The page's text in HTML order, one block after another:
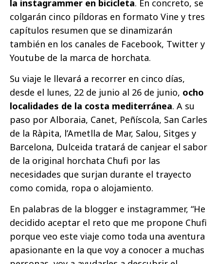
la instagrammer en bicicleta. En concreto, se
colgarán cinco píldoras en formato Vine y tres
capítulos resumen que se dinamizarán
también en los canales de Facebook, Twitter y
Youtube de la marca de horchata.
Su viaje le llevará a recorrer en cinco días,
desde el lunes, 22 de junio al 26 de junio, ocho
localidades de la costa mediterránea. A su
paso por Alboraia, Canet, Peñíscola, San Carles
de la Ràpita, l’Ametlla de Mar, Salou, Sitges y
Barcelona, Dulceida tratará de canjear el sabor
de la original horchata Chufi por las
necesidades que surjan durante el trayecto
como comida, ropa o alojamiento.
En palabras de la blogger e instagrammer, “He
decidido aceptar el reto que me propone Chufi
porque veo este viaje como toda una aventura
apasionante en la que voy a conocer a muchas